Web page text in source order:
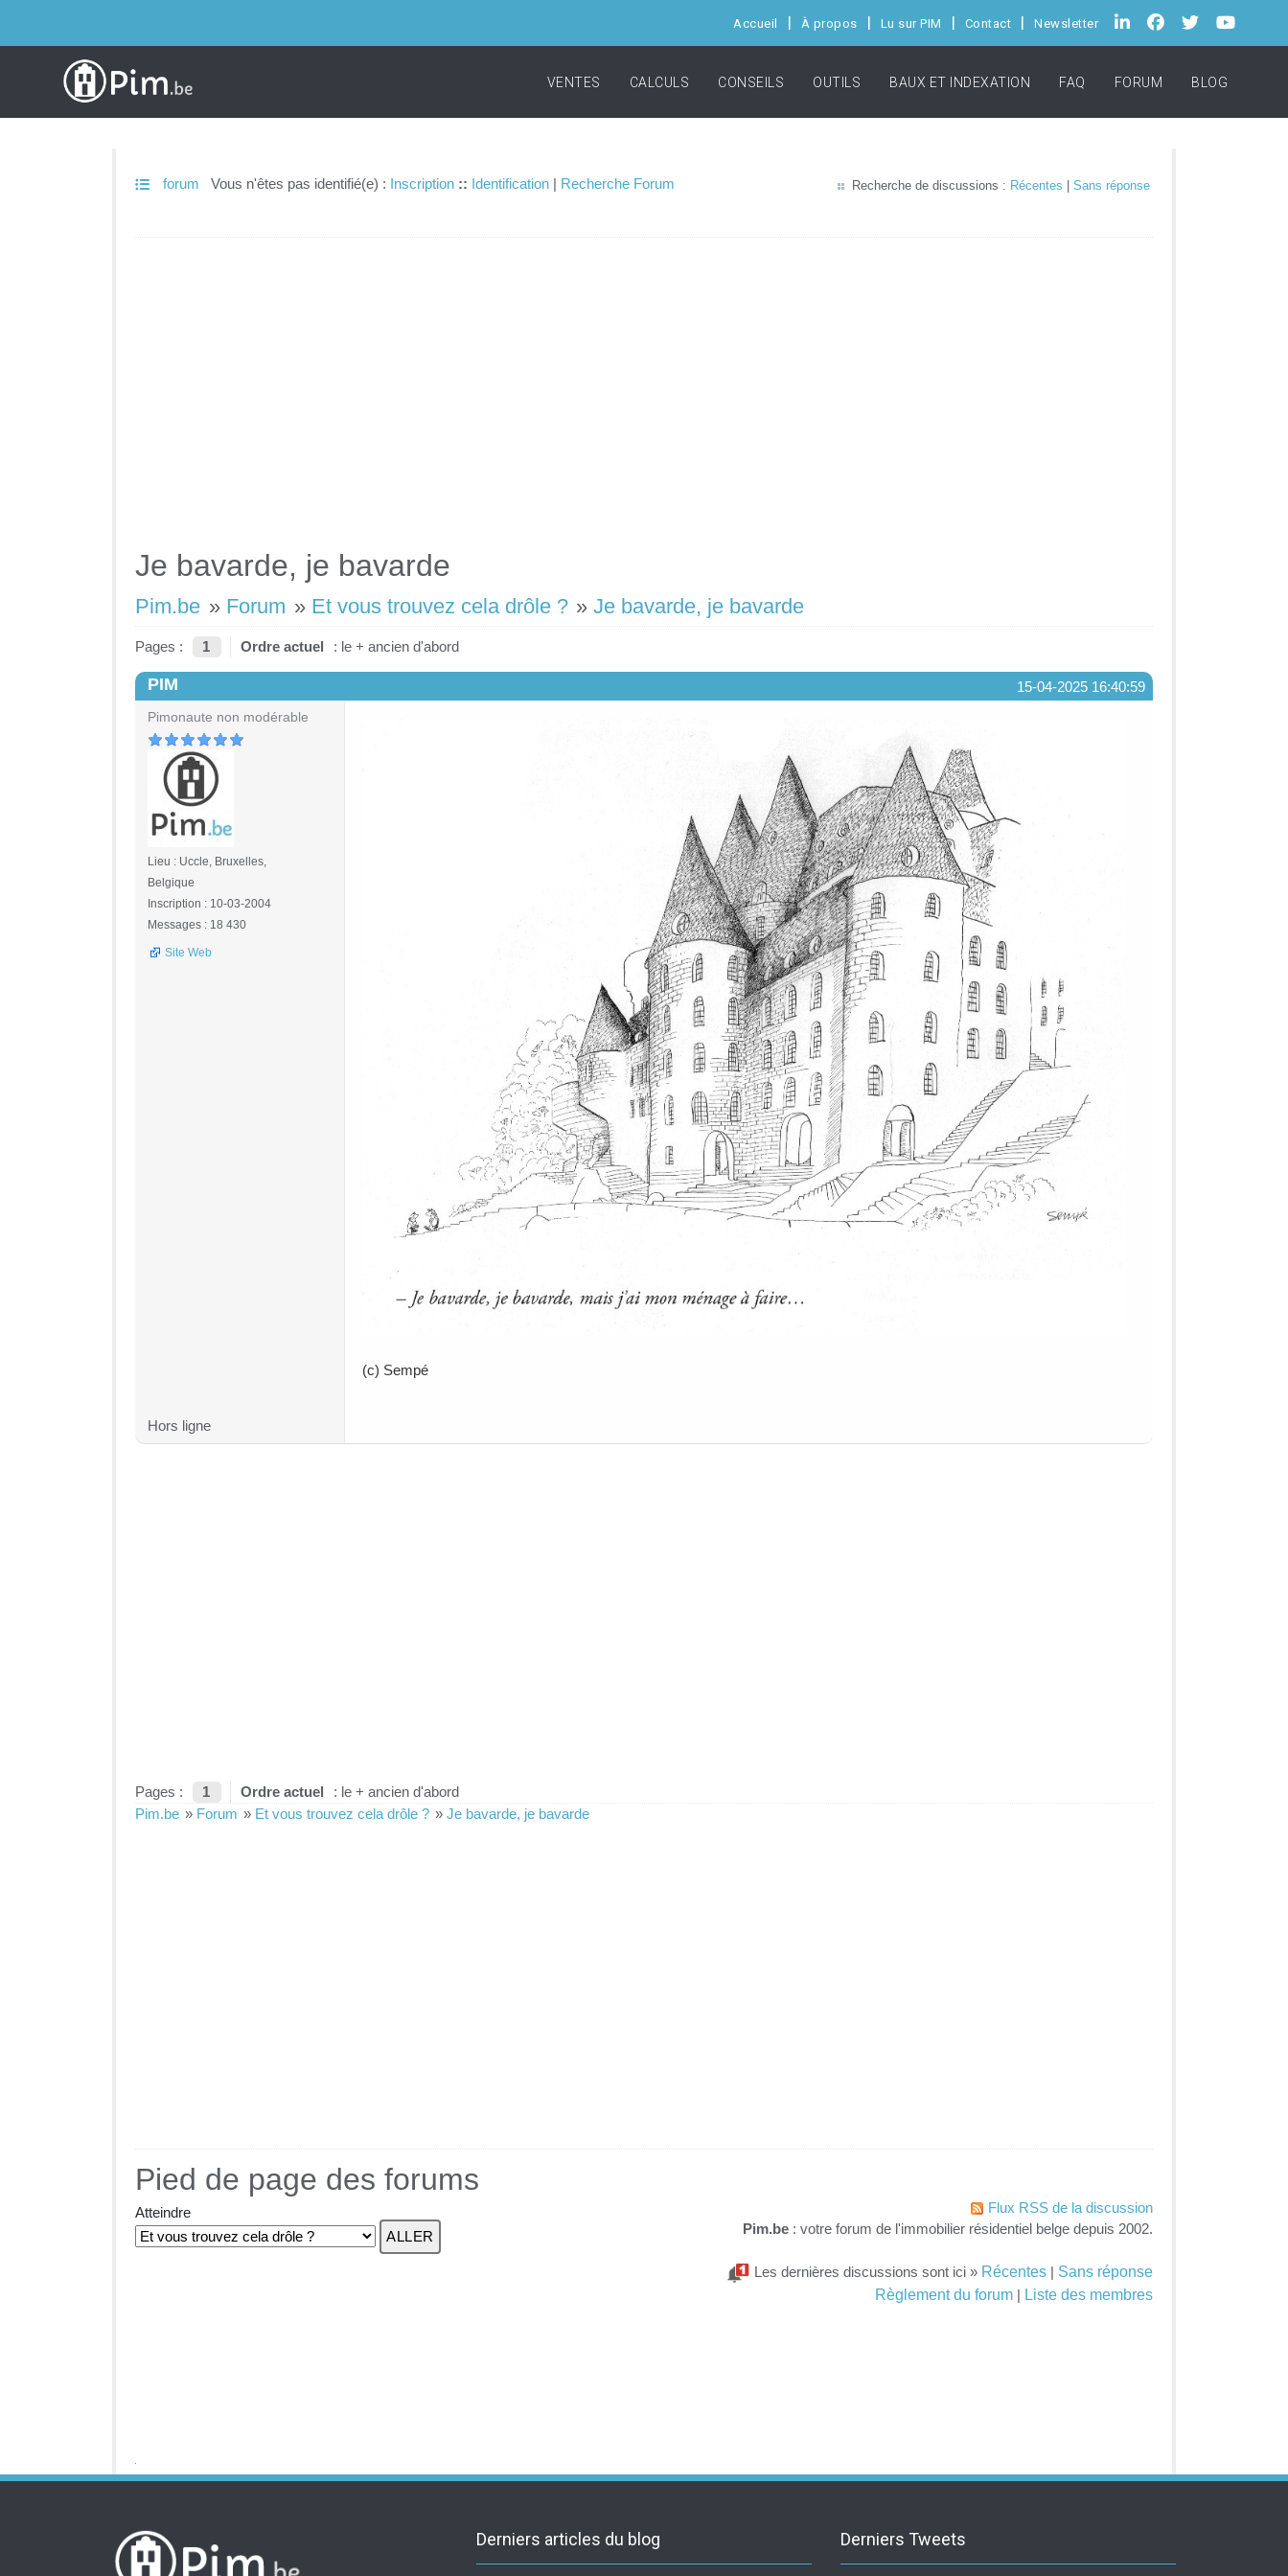
Accueil À propos Lu sur PIM Contact Newsletter
VENTES CALCULS CONSEILS OUTILS BAUX ET INDEXATION FAQ FORUM BLOG
forum Vous n'êtes pas identifié(e) : Inscription :: Identification | Recherche Forum Recherche de discussions : Récentes Sans réponse
Je bavarde, je bavarde
Pim.be » Forum » Et vous trouvez cela drôle ? »Je bavarde, je bavarde
Pages : 1 Ordre actuel : le + ancien d'abord
15-04-2025 16:40:59
PIM
Pimonaute non modérable
Lieu : Uccle, Bruxelles,
Belgique
Inscription : 10-03-2004
Messages : 18 430
Site Web
(c) Sempé
Hors ligne
Pages : 1 Ordre actuel
: le + ancien d'abord
Pim.be » Forum » Et vous trouvez cela drôle ? » Je bavarde, je bavarde
Pied de page des forums
Atteindre
Flux RSS de la discussion
Pim.be : votre forum de l'immobilier résidentiel belge depuis 2002.
Les dernières discussions sont ici » Récentes | Sans réponse
Règlement du forum | Liste des membres
Derniers articles du blog Derniers Tweets